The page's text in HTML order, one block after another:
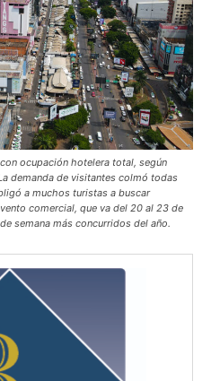
ocupación hotelera total, según
demanda de visitantes colmó todas
a muchos turistas a buscar
comercial, que va del 20 al 23 de
semana más concurridos del año.